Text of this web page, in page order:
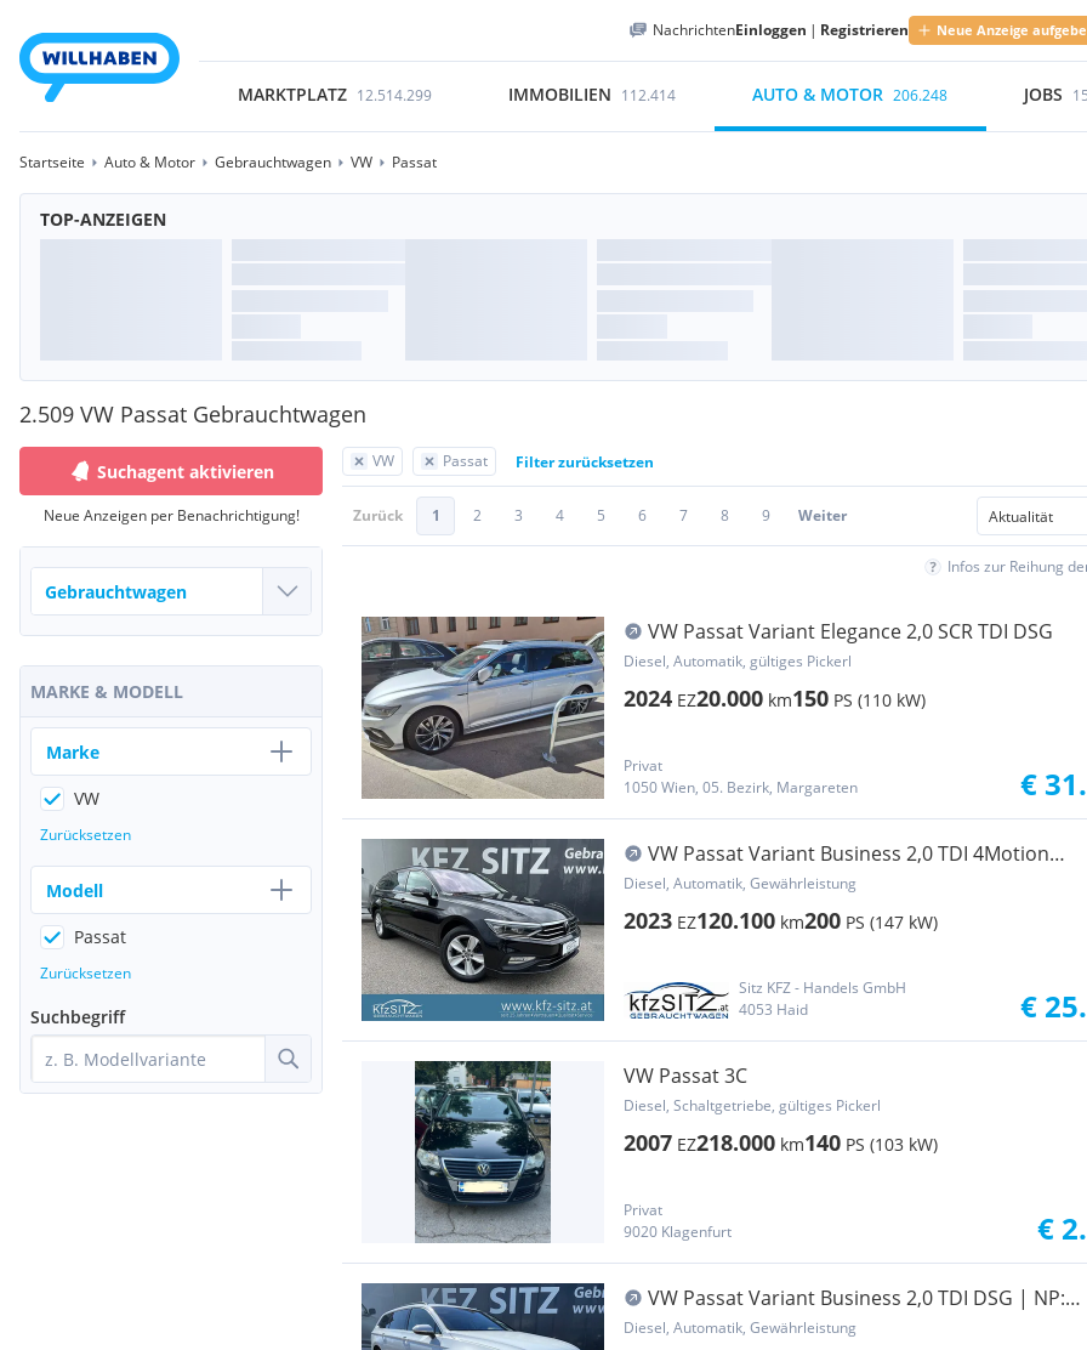
NachrichtenEinloggen | Registrieren Neue Anzeige
MARKTPLATZ 12.514.299 IMMOBILIEN 112.414 AUTO & MOTOR 206.248 JOBS
Startseite Auto & Motor Gebrauchtwagen VW Passat
TOP-ANZEIGEN
2.509 VW Passat Gebrauchtwagen
VW Passat Filter zurücksetzen
Zurück 1 2 3 4 5 6 7 8 9 Weiter
Infos zur Reihung
VW Passat Variant Elegance 2,0 SCR TDI DSG
Diesel, Automatik, gültiges Pickerl
2024 EZ20.000 km150 PS (110 kW)
Privat
1050 Wien, 05. Bezirk, Margareten
€
VW Passat Variant Business 2,0 TDI 4Motion
DSG
Diesel, Automatik, Gewährleistung
2023 EZ120.100 km200 PS (147 kW)
Sitz KFZ - Handels GmbH
4053 Haid
€
VW Passat 3C
Diesel, Schaltgetriebe, gültiges Pickerl
2007 EZ218.000 km140 PS (103 kW)
Privat
9020 Klagenfurt
€
VW Passat Variant Business 2,0 TDI DSG | NP:
€57.700
Diesel, Automatik, Gewährleistung
Suchagent aktivieren
Neue Anzeigen per Benachrichtigung!
MARKE & MODELL
Marke
VW
Zurücksetzen
Modell
Passat
Zurücksetzen
Suchbegriff